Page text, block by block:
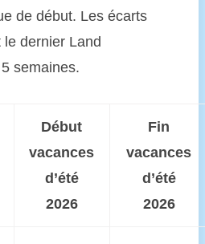
de début. Les écarts
dernier Land
semaines.
Début
vacances
d’été
2026
Fin
vacances
d’été
2026